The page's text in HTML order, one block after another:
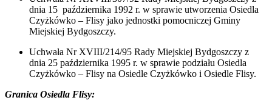
dnia 15 października 1992 r. w sprawie utworzenia Osiedla
Czyżkówko – Flisy jako jednostki pomocniczej Gminy
Miejskiej Bydgoszczy.
Uchwała Nr XVIII/214/95 Rady Miejskiej Bydgoszczy z
dnia 25 października 1995 r. w sprawie podziału Osiedla
Czyżkówko – Flisy na Osiedle Czyżkówko i Osiedle Flisy.
Granica Osiedla Flisy: